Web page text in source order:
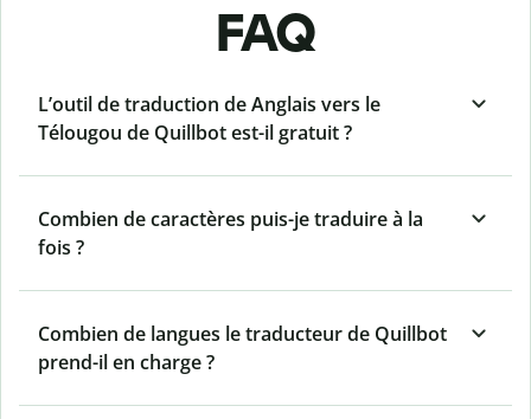
FAQ
L’outil de traduction de Anglais vers le
Télougou de Quillbot est-il gratuit ?
Combien de caractères puis-je traduire à la
fois ?
Combien de langues le traducteur de Quillbot
prend-il en charge ?